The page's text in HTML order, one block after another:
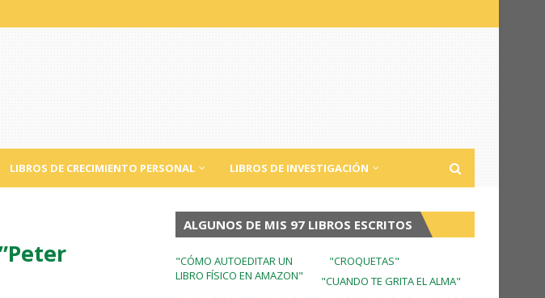
LIBROS DE CRECIMIENTO PERSONAL LIBROS DE INVESTIGACIÓN
ALGUNOS DE MIS 97 LIBROS ESCRITOS
"CÓMO AUTOEDITAR UN
LIBRO FÍSICO EN AMAZON"
"CROQUETAS"
"CUANDO TE GRITA EL ALMA"